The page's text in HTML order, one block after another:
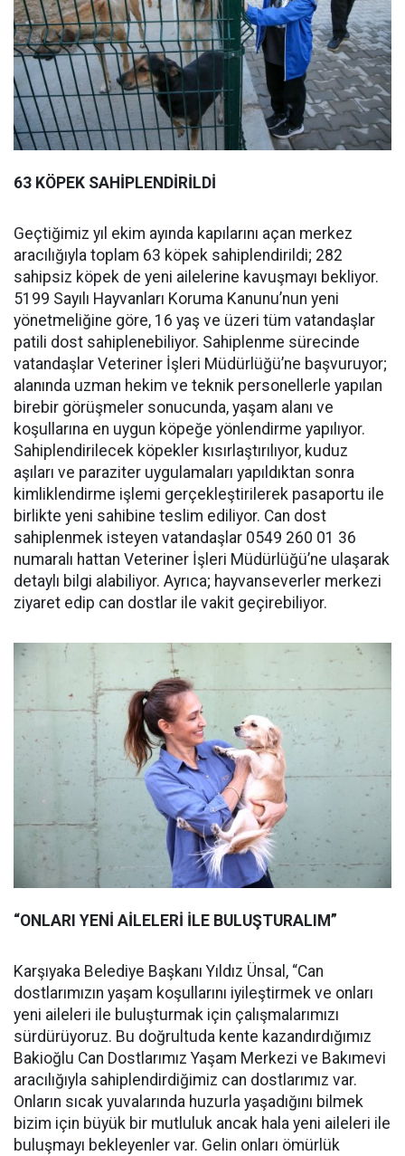
63 KÖPEK SAHİPLENDİRİLDİ
Geçtiğimiz yıl ekim ayında kapılarını açan merkez
aracılığıyla toplam 63 köpek sahiplendirildi; 282
sahipsiz köpek de yeni ailelerine kavuşmayı bekliyor.
5199 Sayılı Hayvanları Koruma Kanunu’nun yeni
yönetmeliğine göre, 16 yaş ve üzeri tüm vatandaşlar
patili dost sahiplenebiliyor. Sahiplenme sürecinde
vatandaşlar Veteriner İşleri Müdürlüğü’ne başvuruyor;
alanında uzman hekim ve teknik personellerle yapılan
birebir görüşmeler sonucunda, yaşam alanı ve
koşullarına en uygun köpeğe yönlendirme yapılıyor.
Sahiplendirilecek köpekler kısırlaştırılıyor, kuduz
aşıları ve paraziter uygulamaları yapıldıktan sonra
kimliklendirme işlemi gerçekleştirilerek pasaportu ile
birlikte yeni sahibine teslim ediliyor. Can dost
sahiplenmek isteyen vatandaşlar 0549 260 01 36
numaralı hattan Veteriner İşleri Müdürlüğü’ne ulaşarak
detaylı bilgi alabiliyor. Ayrıca; hayvanseverler merkezi
ziyaret edip can dostlar ile vakit geçirebiliyor.
“ONLARI YENİ AİLELERİ İLE BULUŞTURALIM”
Karşıyaka Belediye Başkanı Yıldız Ünsal, “Can
dostlarımızın yaşam koşullarını iyileştirmek ve onları
yeni aileleri ile buluşturmak için çalışmalarımızı
sürdürüyoruz. Bu doğrultuda kente kazandırdığımız
Bakioğlu Can Dostlarımız Yaşam Merkezi ve Bakımevi
aracılığıyla sahiplendirdiğimiz can dostlarımız var.
Onların sıcak yuvalarında huzurla yaşadığını bilmek
bizim için büyük bir mutluluk ancak hala yeni aileleri ile
buluşmayı bekleyenler var. Gelin onları ömürlük